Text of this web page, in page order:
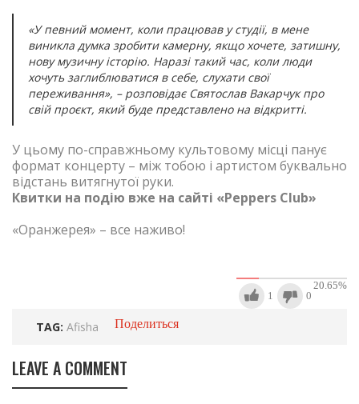
«У певний момент, коли працював у студії, в мене
виникла думка зробити камерну, якщо хочете, затишну,
нову музичну історію. Наразі такий час, коли люди
хочуть заглиблюватися в себе, слухати свої
переживання», – розповідає Святослав Вакарчук про
свій проєкт, який буде представлено на відкритті.
У цьому по-справжньому культовому місці панує
формат концерту – між тобою і артистом буквально
відстань витягнутої руки.
Квитки на подію вже на сайті «Peppers Club»
«Оранжерея» – все наживо!
20.65%
1
0
TAG: Afisha Поделиться
LEAVE A COMMENT